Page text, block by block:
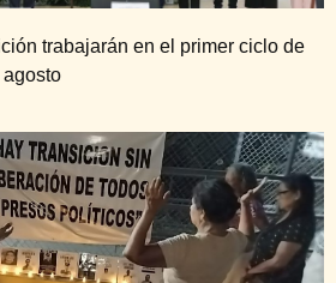
trabajarán en el primer ciclo de